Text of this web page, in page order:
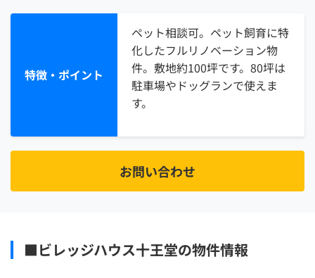
特徴・ポイント
ペット相談可。ペット飼育に特
化したフルリノベーション物
件。敷地約100坪です。80坪は
駐車場やドッグランで使えま
す。
お問い合わせ
■ビレッジハウス十王堂の物件情報